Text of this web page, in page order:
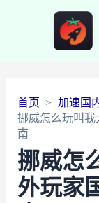
首页
加速国
挪威怎么玩叫
南
挪威怎
外玩家